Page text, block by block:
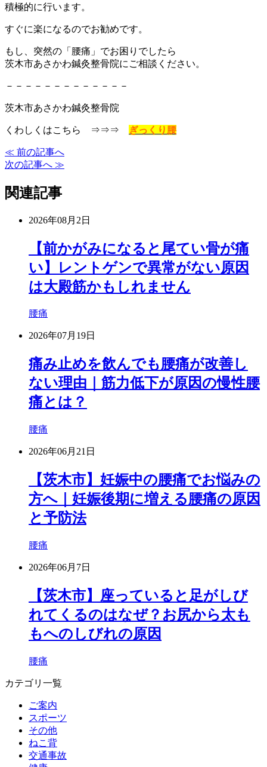
積極的に行います。
すぐに楽になるのでお勧めです。
もし、突然の「腰痛」でお困りでしたら
茨木市あさかわ鍼灸整骨院にご相談ください。
－－－－－－－－－－－－－
茨木市あさかわ鍼灸整骨院
くわしくはこちら ⇒⇒⇒ ぎっくり腰
≪ 前の記事へ
次の記事へ ≫
関連記事
2026年08月2日
【前かがみになると尾てい骨が痛
い】レントゲンで異常がない原因
は大殿筋かもしれません
腰痛
2026年07月19日
痛み止めを飲んでも腰痛が改善し
ない理由｜筋力低下が原因の慢性腰
痛とは？
腰痛
2026年06月21日
【茨木市】妊娠中の腰痛でお悩みの
方へ｜妊娠後期に増える腰痛の原因
と予防法
腰痛
2026年06月7日
【茨木市】座っていると足がしび
れてくるのはなぜ？お尻から太も
もへのしびれの原因
腰痛
カテゴリ一覧
ご案内
スポーツ
その他
ねこ背
交通事故